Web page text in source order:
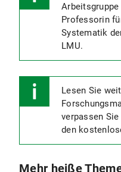
Arbeitsgruppe
Professorin
Systematik
LMU.
Lesen Sie
verpassen
den
Mehr heiße